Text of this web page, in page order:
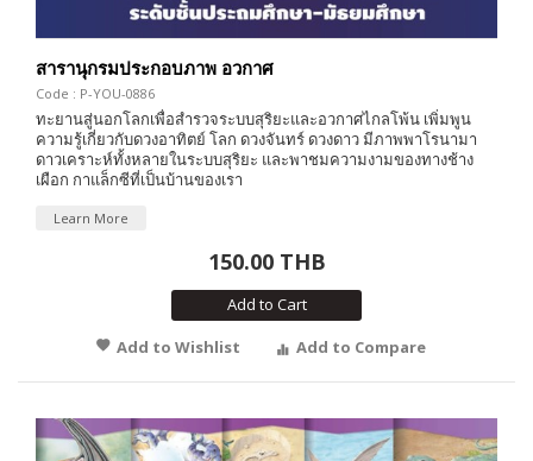
สารานุกรมประกอบภาพ อวกาศ
Code : P-YOU-0886
ทะยานสู่นอกโลกเพื่อสำรวจระบบสุริยะและอวกาศไกลโพ้น เพิ่มพูน
ความรู้เกี่ยวกับดวงอาทิตย์ โลก ดวงจันทร์ ดวงดาว มีภาพพาโรนามา
ดาวเคราะห์ทั้งหลายในระบบสุริยะ และพาชมความงามของทางช้าง
เผือก กาแล็กซีที่เป็นบ้านของเรา
Learn More
150.00 THB
Add to Cart
Add to Wishlist
Add to Compare